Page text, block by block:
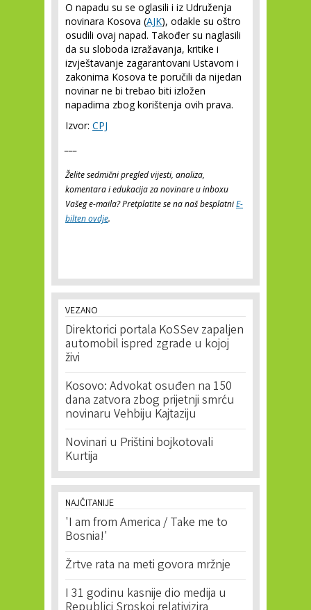
O napadu su se oglasili i iz Udruženja
novinara Kosova (AJK), odakle su oštro
osudili ovaj napad. Također su naglasili
da su sloboda izražavanja, kritike i
izvještavanje zagarantovani Ustavom i
zakonima Kosova te poručili da nijedan
novinar ne bi trebao biti izložen
napadima zbog korištenja ovih prava.
Izvor: CPJ
Želite sedmični pregled vijesti, analiza,
komentara i edukacija za novinare u inboxu
Vašeg e-maila? Pretplatite se na naš besplatniE-
bilten ovdje.
VEZANO
Direktorici portala KoSSev zapaljen
automobil ispred zgrade u kojoj
živi
Kosovo: Advokat osuđen na 150
dana zatvora zbog prijetnji smrću
novinaru Vehbiju Kajtaziju
Novinari u Prištini bojkotovali
Kurtija
NAJČITANIJE
'I am from America / Take me to
Bosnia!'
Žrtve rata na meti govora mržnje
I 31 godinu kasnije dio medija u